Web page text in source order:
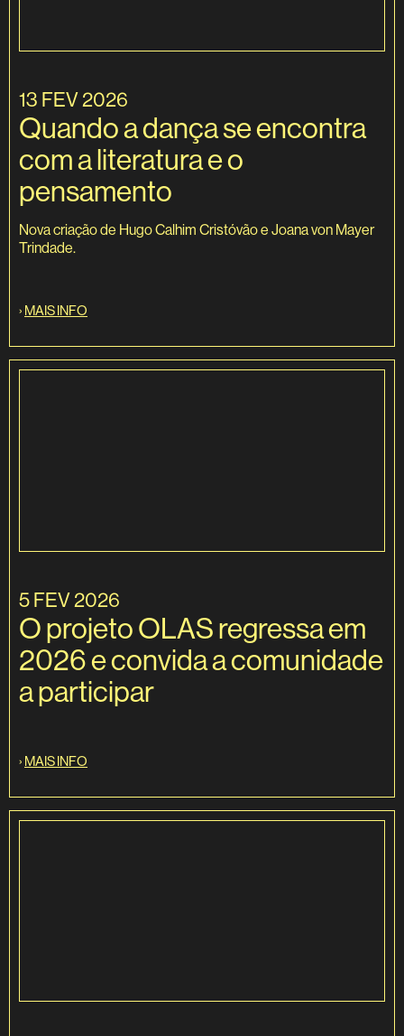
13 FEV 2026
Quando a dança se encontra
com a literatura e o
pensamento
Nova criação de Hugo Calhim Cristóvão e Joana von Mayer
Trindade.
› MAIS INFO
5 FEV 2026
O projeto OLAS regressa em
2026 e convida a comunidade
a participar
› MAIS INFO